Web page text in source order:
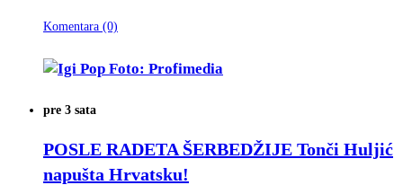
Komentara (0)
pre 3 sata
POSLE RADETA ŠERBEDŽIJE Tonči Huljić
napušta Hrvatsku!